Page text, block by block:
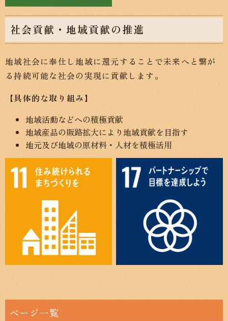
社会貢献・地域貢献の推進
地域社会に奉仕し地域に還元することで未来へと繋が
る持続可能な社会の実現に貢献します。
【具体的な取り組み】
地域活動などへの積極貢献
地域産品の販路拡大により地域貢献を目指す
地元及び地域の原材料・人材を積極活用